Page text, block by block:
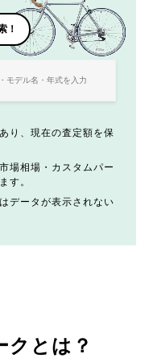
！
り、現在の査定額を保
場相場・カスタムパー
す。
データが表示されない
クとは？